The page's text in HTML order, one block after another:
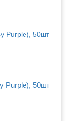
Purple), 50шт